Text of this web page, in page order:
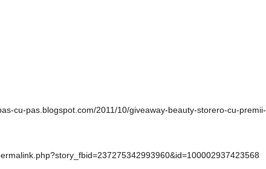
cu-pas.blogspot.com/2011/10/giveaway-beauty-storero-cu-premii-